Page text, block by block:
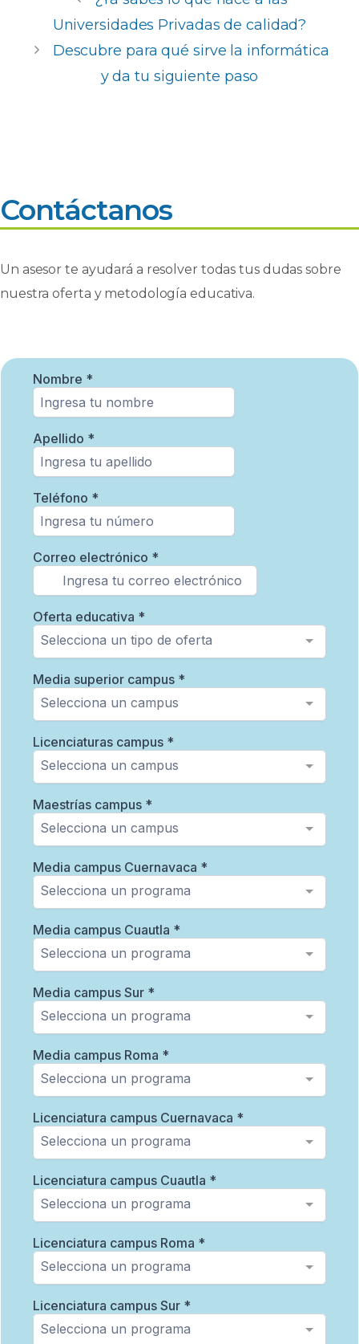
b
o
A
p
p
dI
n
ar
ti
r
Universidades Privadas de calidad?
Descubre para qué sirve la informática
y da tu siguiente paso
Contáctanos
Un asesor te ayudará a resolver todas tus dudas sobre
nuestra oferta y metodología educativa.